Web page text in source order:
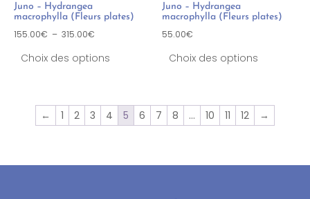
Juno – Hydrangea
macrophylla (Fleurs plates)
155.00€ – 315.00€
Choix des options
Juno – Hydrangea
macrophylla (Fleurs plates)
55.00€
Choix des options
← 1 2 3 4 5 6 7 8 … 10 11 12 →